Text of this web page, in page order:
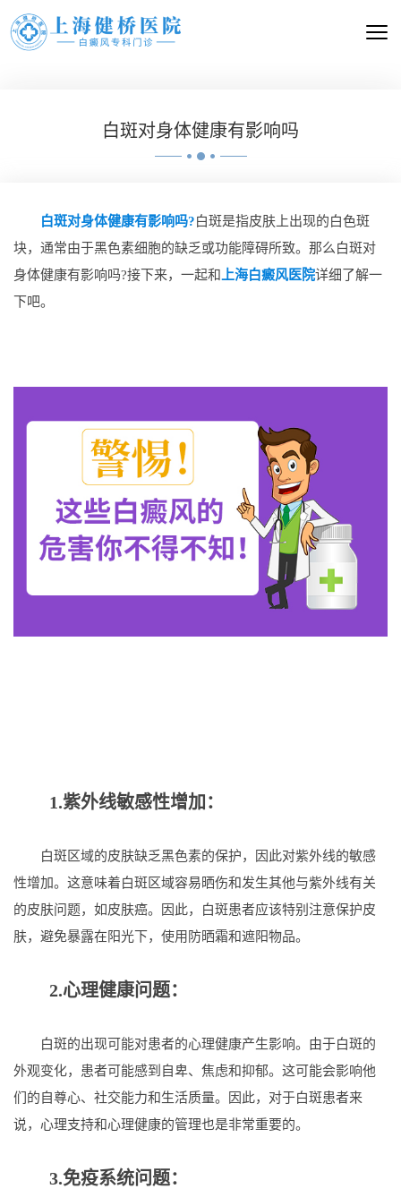
白斑对身体健康有影响吗
白斑对身体健康有影响吗?白斑是指皮肤上出现的白色斑
块，通常由于黑色素细胞的缺乏或功能障碍所致。那么白斑对
身体健康有影响吗?接下来，一起和
上海白癜风医院详细了解一
下吧。
1.紫外线敏感性增加：
白斑区域的皮肤缺乏黑色素的保护，因此对紫外线的敏感
性增加。这意味着白斑区域容易晒伤和发生其他与紫外线有关
的皮肤问题，如皮肤癌。因此，白斑患者应该特别注意保护皮
肤，避免暴露在阳光下，使用防晒霜和遮阳物品。
2.心理健康问题：
白斑的出现可能对患者的心理健康产生影响。由于白斑的
外观变化，患者可能感到自卑、焦虑和抑郁。这可能会影响他
们的自尊心、社交能力和生活质量。因此，对于白斑患者来
说，心理支持和心理健康的管理也是非常重要的。
3.免疫系统问题：